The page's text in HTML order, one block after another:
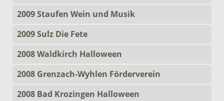
2009 Staufen Wein und Musik
2009 Sulz Die Fete
2008 Waldkirch Halloween
2008 Grenzach-Wyhlen Förderverein
2008 Bad Krozingen Halloween